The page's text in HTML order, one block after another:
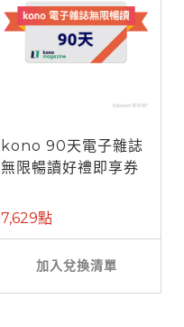
kono 90天電子雜誌
無限暢讀好禮即享券
7,629點
加入兌換清單